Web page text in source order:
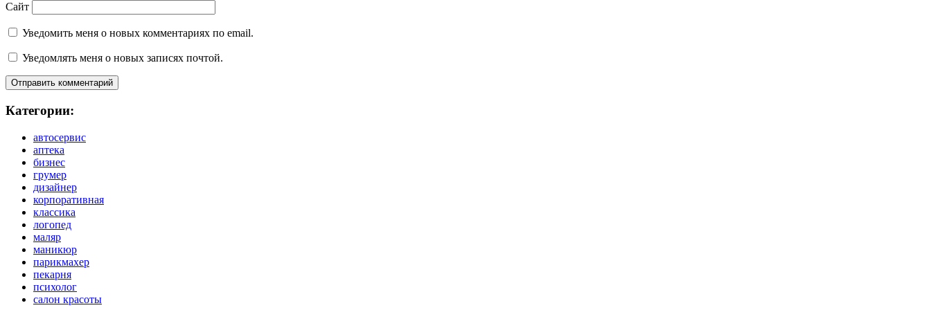
Сайт
Уведомить меня о новых комментариях по email.
Уведомлять меня о новых записях почтой.
Категории:
автосервис
аптека
бизнес
грумер
дизайнер
корпоративная
классика
логопед
маляр
маникюр
парикмахер
пекарня
психолог
салон красоты